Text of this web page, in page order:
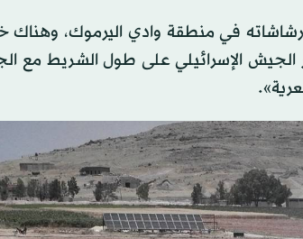
رشاشاته في منطقة وادي اليرموك،
الإسرائيلي على طول الشريط مع